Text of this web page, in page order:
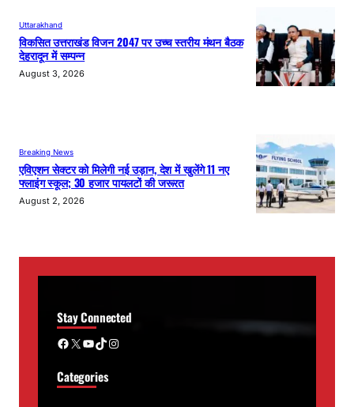
Uttarakhand
विकसित उत्तराखंड विजन 2047 पर उच्च स्तरीय मंथन बैठक
देहरादून में सम्पन्न
August 3, 2026
Breaking News
एविएशन सेक्टर को मिलेगी नई उड़ान, देश में खुलेंगे 11 नए
फ्लाइंग स्कूल; 30 हजार पायलटों की जरूरत
August 2, 2026
Stay Connected
Facebook X YouTube TikTok Instagram
Categories